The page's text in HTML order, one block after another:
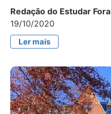
Redação do Estudar Fora
19/10/2020
Ler mais